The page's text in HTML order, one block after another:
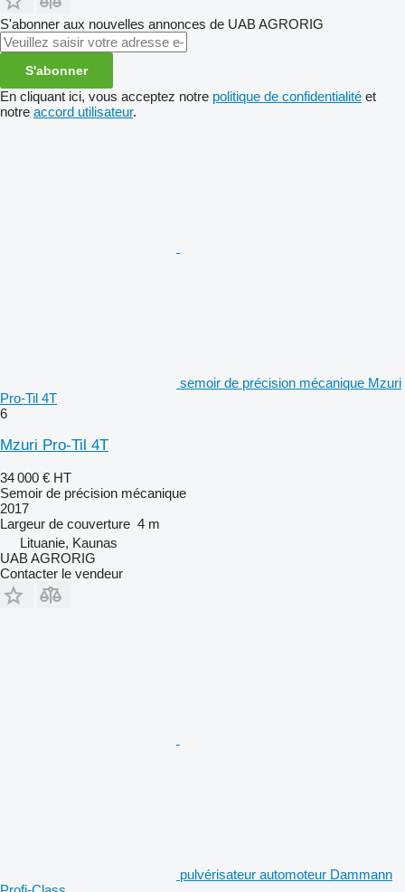
S'abonner aux nouvelles annonces de UAB AGRORIG
S'abonner
En cliquant ici, vous acceptez notre politique de confidentialité et
notre accord utilisateur.
semoir de précision mécanique Mzuri
Pro-Til 4T
6
Mzuri Pro-Til 4T
34 000 € HT
Semoir de précision mécanique
2017
Largeur de couverture 4 m
Lituanie, Kaunas
UAB AGRORIG
Contacter le vendeur
pulvérisateur automoteur Dammann